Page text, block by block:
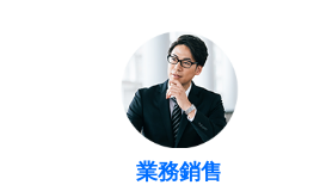
業務銷售